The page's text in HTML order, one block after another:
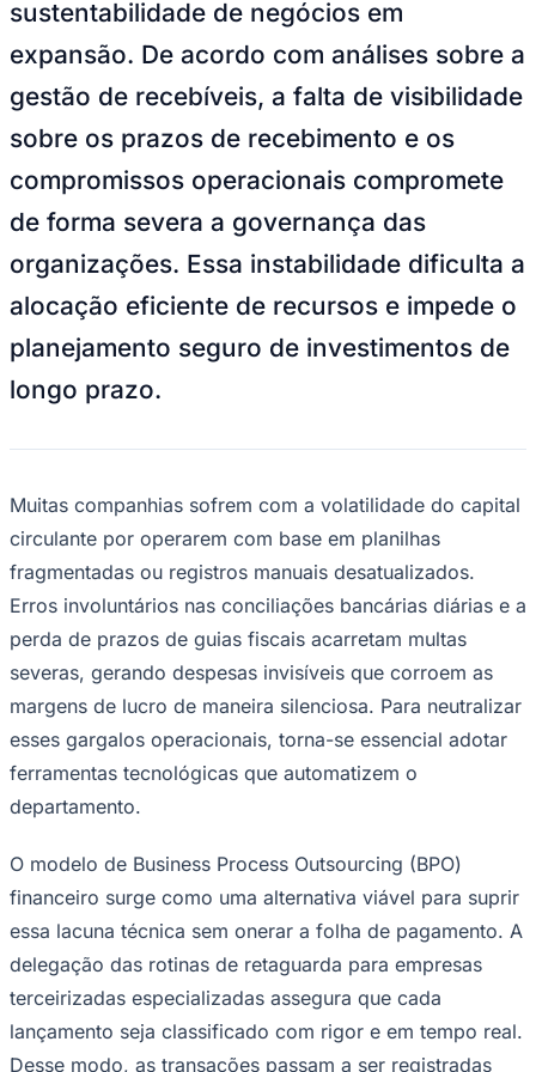
NBA
Fórmula 1
Tênis (ATP)
NHL
Atletismo
Vôlei
Brasileirão Série A
Brasileirão Série B
Paulistão
Copa do Brasil
Sul-Americana
Premier League
Bundesliga
Mundial 2026
Times - Ir direto
sustentabilidade de negócios em
expansão. De acordo com análises sobre a
gestão de recebíveis, a falta de visibilidade
sobre os prazos de recebimento e os
compromissos operacionais compromete
de forma severa a governança das
organizações. Essa instabilidade dificulta a
alocação eficiente de recursos e impede o
planejamento seguro de investimentos de
longo prazo.
Muitas companhias sofrem com a volatilidade do capital
circulante por operarem com base em planilhas
fragmentadas ou registros manuais desatualizados.
Erros involuntários nas conciliações bancárias diárias e a
perda de prazos de guias fiscais acarretam multas
severas, gerando despesas invisíveis que corroem as
margens de lucro de maneira silenciosa. Para neutralizar
esses gargalos operacionais, torna-se essencial adotar
ferramentas tecnológicas que automatizem o
departamento.
O modelo de Business Process Outsourcing (BPO)
financeiro surge como uma alternativa viável para suprir
essa lacuna técnica sem onerar a folha de pagamento. A
delegação das rotinas de retaguarda para empresas
terceirizadas especializadas assegura que cada
lançamento seja classificado com rigor e em tempo real.
Desse modo, as transações passam a ser registradas